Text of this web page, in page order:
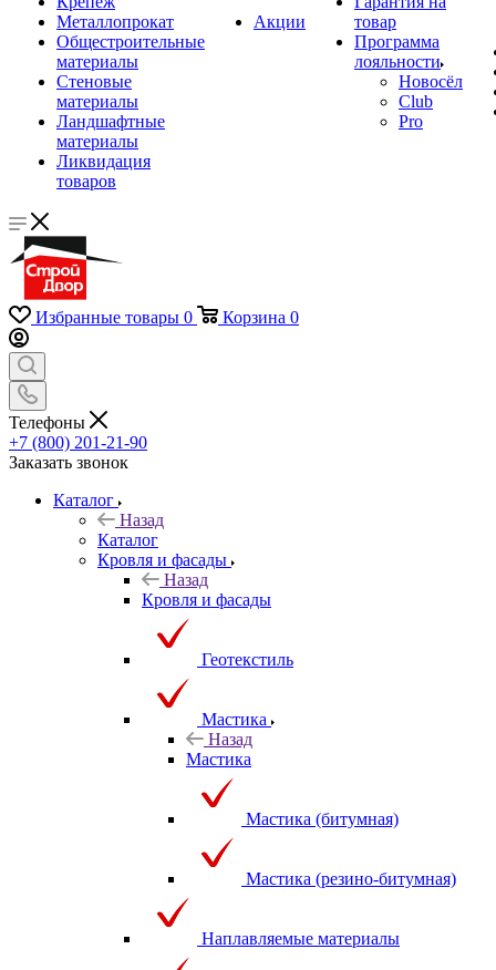
Металлопрокат
Общестроительные
материалы
Стеновые
материалы
Ландшафтные
материалы
Ликвидация
товаров
Акции
товар
Программа
лояльности
Новосёл
Club
Pro
Избранные товары 0 Корзина 0
Телефоны
+7 (800) 201-21-90
Заказать звонок
Каталог
Назад
Каталог
Кровля и фасады
Назад
Кровля и фасады
Геотекстиль
Мастика
Назад
Мастика
Мастика (битумная)
Мастика (резино-битумная)
Наплавляемые материалы